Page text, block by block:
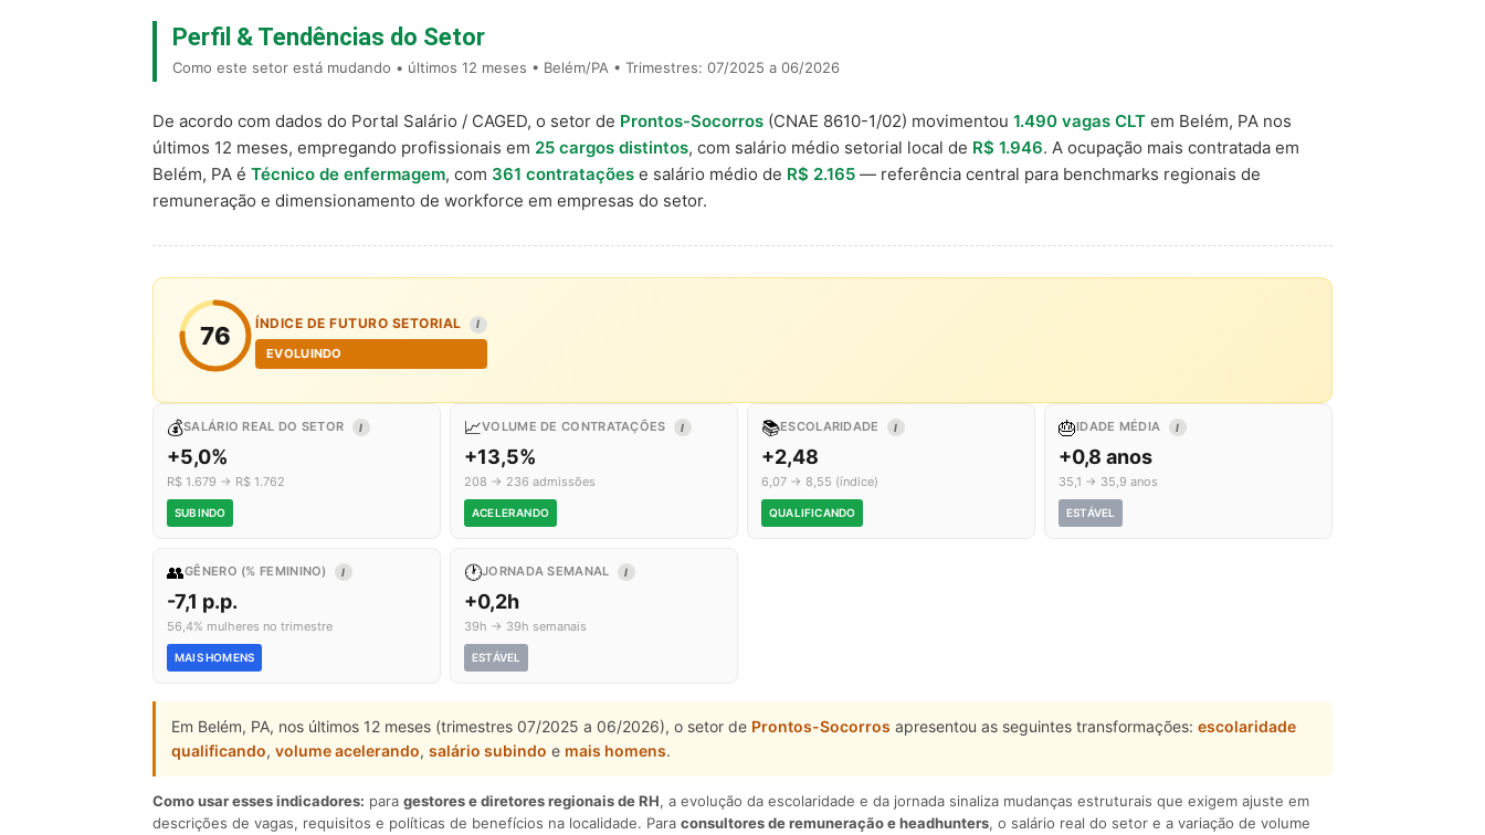
Perfil & Tendências do Setor
Como este setor está mudando • últimos 12 meses • Belém/PA • Trimestres: 07/2025 a 06/2026
De acordo com dados do Portal Salário / CAGED, o setor de Prontos-Socorros (CNAE 8610-1/02) movimentou 1.490 vagas CLT em Belém, PA nos
últimos 12 meses, empregando profissionais em 25 cargos distintos, com salário médio setorial local de R$ 1.946. A ocupação mais contratada em
Belém, PA é Técnico de enfermagem, com 361 contratações e salário médio de R$ 2.165 — referência central para benchmarks regionais de
remuneração e dimensionamento de workforce em empresas do setor.
76 ÍNDICE DE FUTURO SETORIAL I
EVOLUINDO
💰SALÁRIO REAL DO SETOR I
+5,0%
R$ 1.679 → R$ 1.762
SUBINDO
📈VOLUME DE CONTRATAÇÕES I
+13,5%
208 → 236 admissões
ACELERANDO
📚ESCOLARIDADE I
+2,48
6,07 → 8,55 (índice)
QUALIFICANDO
🎂IDADE MÉDIA I
+0,8 anos
35,1 → 35,9 anos
ESTÁVEL
👥GÊNERO (% FEMININO) I
-7,1 p.p.
56,4% mulheres no trimestre
MAIS HOMENS
🕐JORNADA SEMANAL I
+0,2h
39h → 39h semanais
ESTÁVEL
Em Belém, PA, nos últimos 12 meses (trimestres 07/2025 a 06/2026), o setor de Prontos-Socorros apresentou as seguintes transformações: escolaridade
qualificando, volume acelerando, salário subindo e mais homens.
Como usar esses indicadores: para gestores e diretores regionais de RH, a evolução da escolaridade e da jornada sinaliza mudanças estruturais que exigem ajuste em
descrições de vagas, requisitos e políticas de benefícios na localidade. Para consultores de remuneração e headhunters, o salário real do setor e a variação de volume